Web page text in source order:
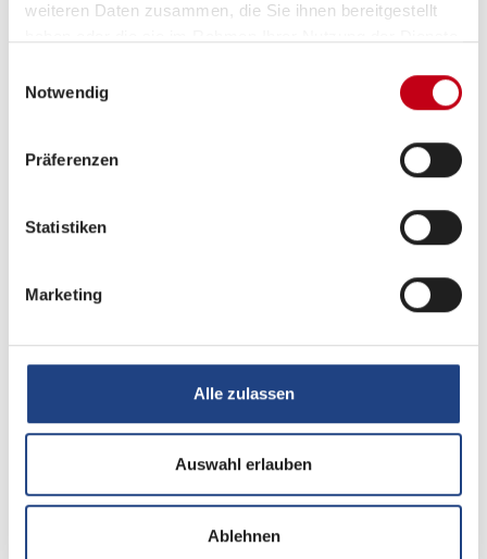
weiteren Daten zusammen, die Sie ihnen bereitgestellt
Notwendig
Präferenzen
Statistiken
Marketing
Alle zulassen
Auswahl erlauben
Ablehnen
Aufbau
Klimaautomatik
Kompressor-Kühlschrank